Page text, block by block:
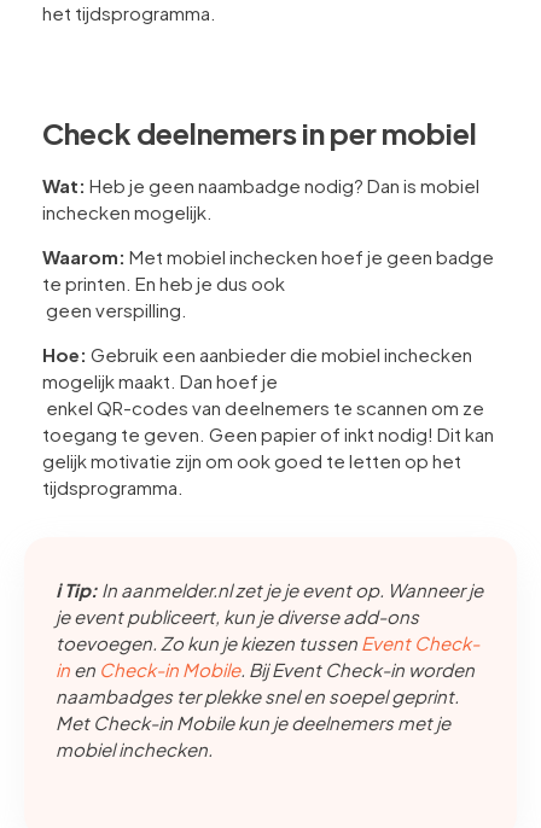
het tijdsprogramma.
Check deelnemers in per mobiel
Wat: Heb je geen naambadge nodig? Dan is mobiel
inchecken mogelijk.
Waarom: Met mobiel inchecken hoef je geen badge
te printen. En heb je dus ook
geen verspilling.
Hoe: Gebruik een aanbieder die mobiel inchecken
mogelijk maakt. Dan hoef je
enkel QR-codes van deelnemers te scannen om ze
toegang te geven. Geen papier of inkt nodig! Dit kan
gelijk motivatie zijn om ook goed te letten op het
tijdsprogramma.
ℹ️ Tip: In aanmelder.nl zet je je event op. Wanneer je
je event publiceert, kun je diverse add-ons
toevoegen. Zo kun je kiezen tussen Event Check-
in en Check-in Mobile. Bij Event Check-in worden
naambadges ter plekke snel en soepel geprint.
Met Check-in Mobile kun je deelnemers met je
mobiel inchecken.